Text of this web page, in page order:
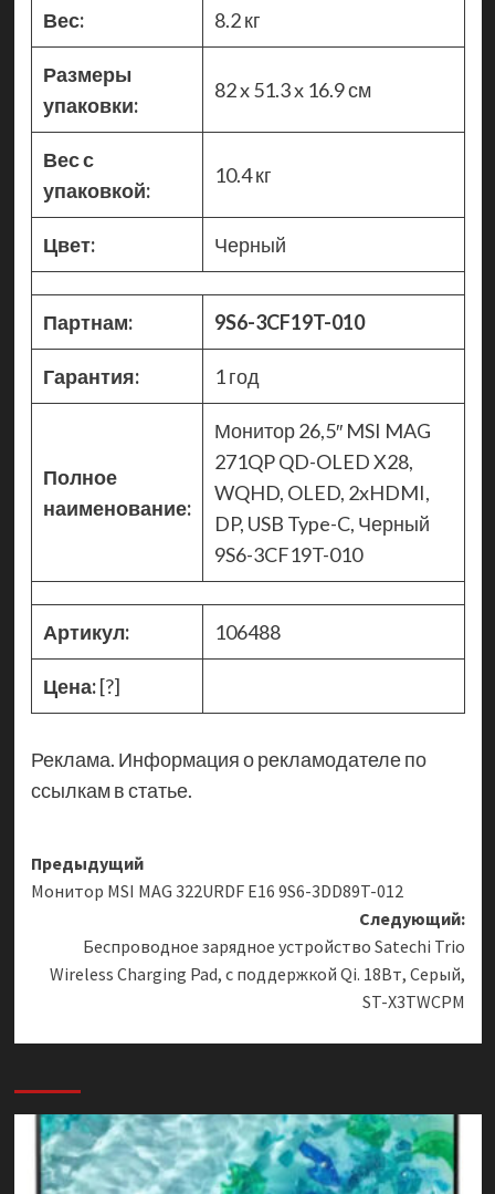
Вес: 8.2 кг
Размеры
упаковки:
82 x 51.3 x 16.9 см
Вес с
упаковкой:
10.4 кг
Цвет: Черный
Партнам: 9S6-3CF19T-010
Гарантия: 1 год
Полное
наименование:
Монитор 26,5″ MSI MAG
271QP QD-OLED X28,
WQHD, OLED, 2xHDMI,
DP, USB Type-C, Черный
9S6-3CF19T-010
Артикул: 106488
Цена:[?]
Реклама. Информация о рекламодателе по
ссылкам в статье.
Навигация
записи
Предыдущий
Монитор MSI MAG 322URDF E16 9S6-3DD89T-012
Следующий:
Беспроводное зарядное устройство Satechi Trio
Wireless Charging Pad, с поддержкой Qi. 18Вт, Серый,
ST-X3TWCPM